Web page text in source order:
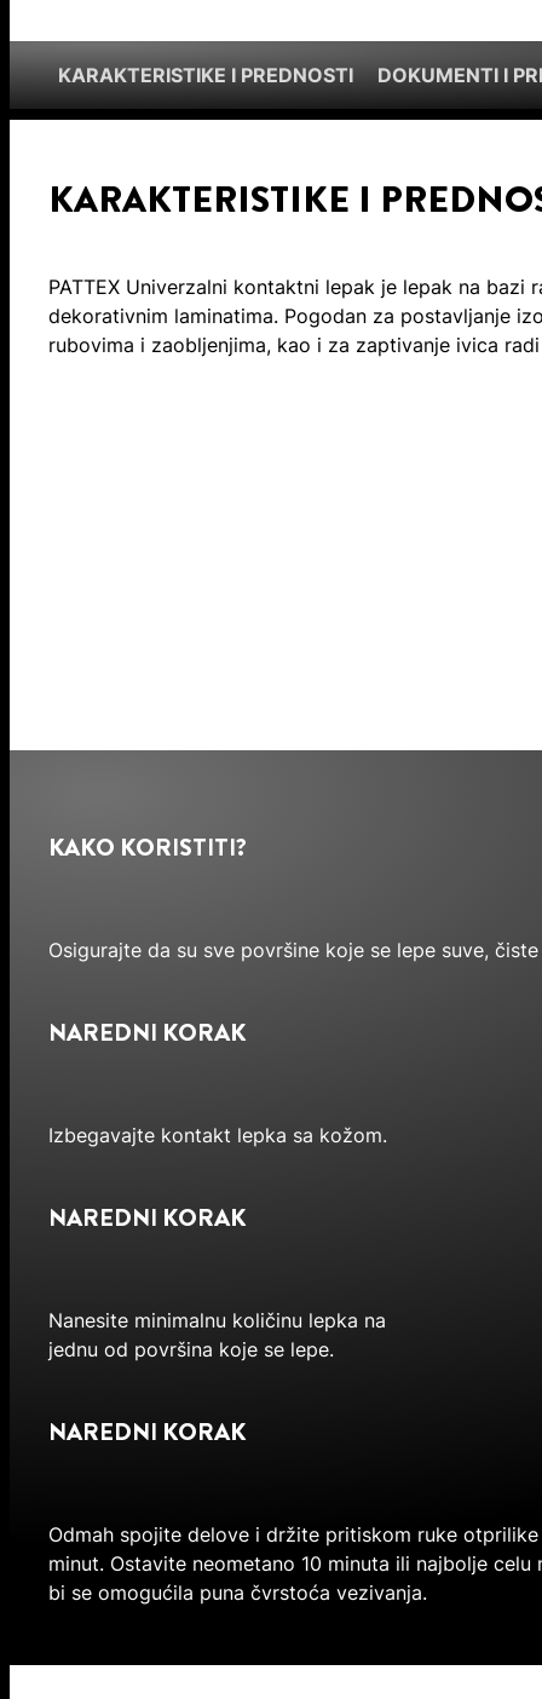
KARAKTERISTIKE I PREDNOSTI DOKUMENTI I
KARAKTERISTIKE I
PATTEX Univerzalni kontaktni lepak je lepak na
dekorativnim laminatima. Pogodan za postavljanje
rubovima i zaobljenjima, kao i za zaptivanje ivica
KAKO KORISTITI?
Osigurajte da su sve površine koje se lepe suve,
NAREDNI KORAK
Izbegavajte kontakt lepka sa kožom.
NAREDNI KORAK
Nanesite minimalnu količinu lepka na
jednu od površina koje se lepe.
NAREDNI KORAK
Odmah spojite delove i držite pritiskom ruke otprilike
minut. Ostavite neometano 10 minuta ili najbolje celu
bi se omogućila puna čvrstoća vezivanja.